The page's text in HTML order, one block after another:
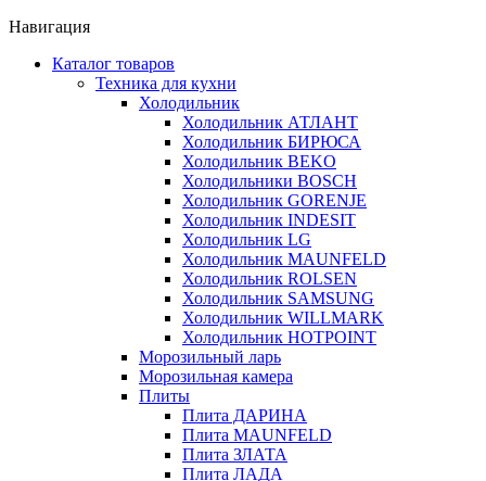
Навигация
Каталог товаров
Техника для кухни
Холодильник
Холодильник АТЛАНТ
Холодильник БИРЮСА
Холодильник BEKO
Холодильники BOSCH
Холодильник GORENJE
Холодильник INDESIT
Холодильник LG
Холодильник MAUNFELD
Холодильник ROLSEN
Холодильник SAMSUNG
Холодильник WILLMARK
Холодильник HOTPOINT
Морозильный ларь
Морозильная камера
Плиты
Плита ДАРИНА
Плита MAUNFELD
Плита ЗЛАТА
Плита ЛАДА